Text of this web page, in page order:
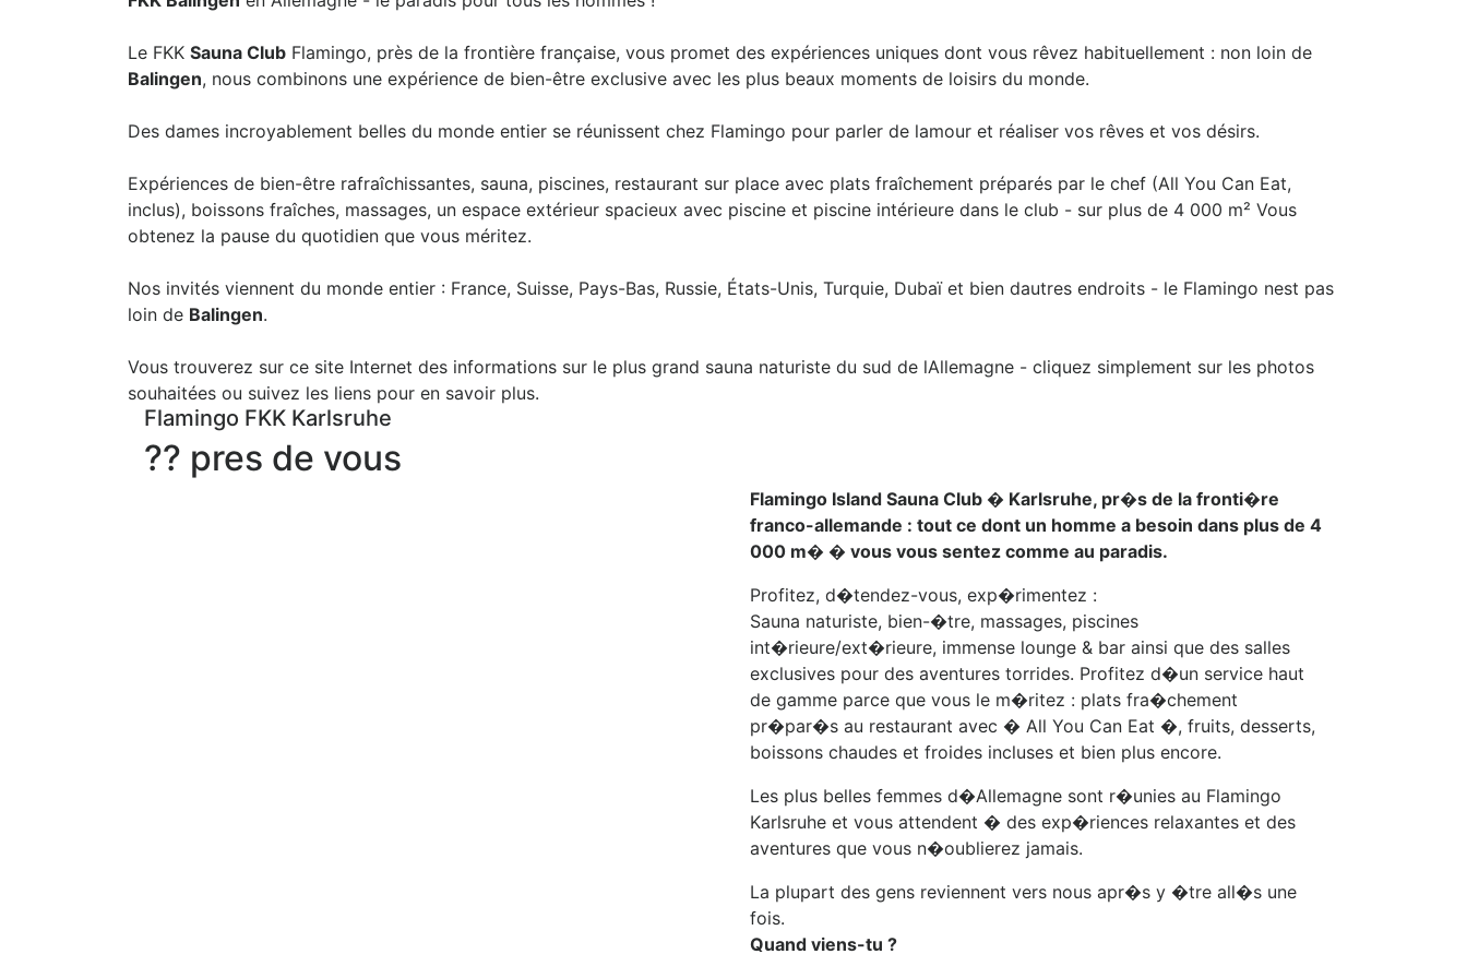
Le FKK Sauna Club Flamingo, près de la frontière française, vous promet des expériences uniques dont vous rêvez habituellement : non loin de
Balingen, nous combinons une expérience de bien-être exclusive avec les plus beaux moments de loisirs du monde.
Des dames incroyablement belles du monde entier se réunissent chez Flamingo pour parler de lamour et réaliser vos rêves et vos désirs.
Expériences de bien-être rafraîchissantes, sauna, piscines, restaurant sur place avec plats fraîchement préparés par le chef (All You Can Eat,
inclus), boissons fraîches, massages, un espace extérieur spacieux avec piscine et piscine intérieure dans le club - sur plus de 4 000 m² Vous
obtenez la pause du quotidien que vous méritez.
Nos invités viennent du monde entier : France, Suisse, Pays-Bas, Russie, États-Unis, Turquie, Dubaï et bien dautres endroits - le Flamingo nest pas
loin de Balingen.
Vous trouverez sur ce site Internet des informations sur le plus grand sauna naturiste du sud de lAllemagne - cliquez simplement sur les photos
souhaitées ou suivez les liens pour en savoir plus.
Flamingo FKK Karlsruhe
?? pres de vous
Flamingo Island Sauna Club � Karlsruhe, pr�s de la fronti�re
franco-allemande : tout ce dont un homme a besoin dans plus de 4
000 m� � vous vous sentez comme au paradis.
Profitez, d�tendez-vous, exp�rimentez :
Sauna naturiste, bien-�tre, massages, piscines
int�rieure/ext�rieure, immense lounge & bar ainsi que des salles
exclusives pour des aventures torrides. Profitez d�un service haut
de gamme parce que vous le m�ritez : plats fra�chement
pr�par�s au restaurant avec � All You Can Eat �, fruits, desserts,
boissons chaudes et froides incluses et bien plus encore.
Les plus belles femmes d�Allemagne sont r�unies au Flamingo
Karlsruhe et vous attendent � des exp�riences relaxantes et des
aventures que vous n�oublierez jamais.
La plupart des gens reviennent vers nous apr�s y �tre all�s une
fois.
Quand viens-tu ?